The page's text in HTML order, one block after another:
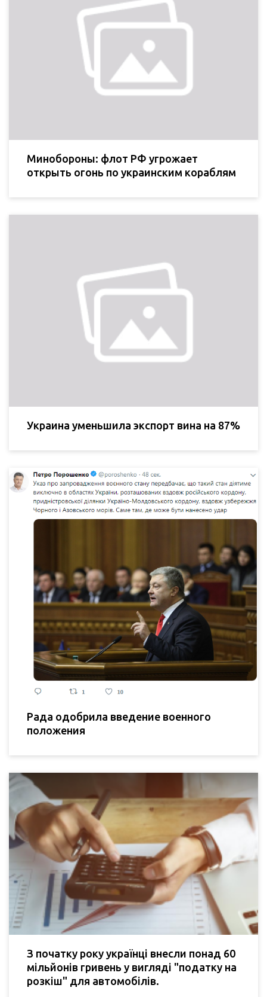
Минобороны: флот РФ угрожает
открыть огонь по украинским кораблям
Украина уменьшила экспорт вина на 87%
Рада одобрила введение военного
положения
З початку року українці внесли понад 60
мільйонів гривень у вигляді "податку на
розкіш" для автомобілів.